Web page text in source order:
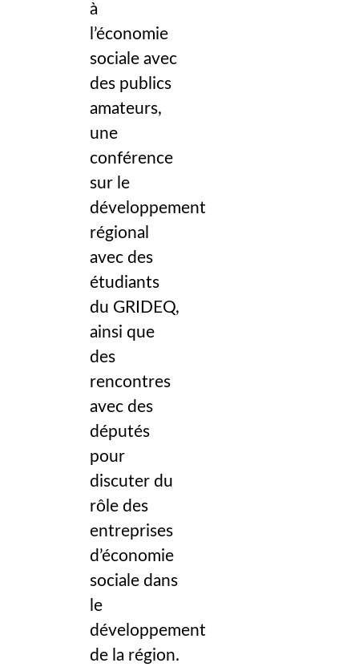
à
l’économie
sociale avec
des publics
amateurs,
une
conférence
sur le
développement
régional
avec des
étudiants
du GRIDEQ,
ainsi que
des
rencontres
avec des
députés
pour
discuter du
rôle des
entreprises
d’économie
sociale dans
le
développement
de la région.